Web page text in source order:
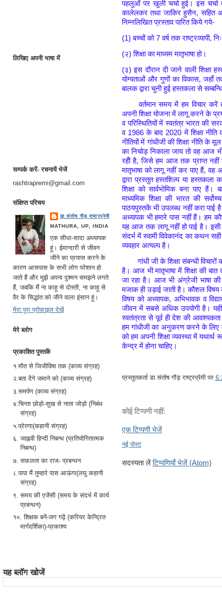
लिखिए अपनी भाषा में
सम्पर्क करें- रचनायें भेजें
rashtrapremi@gmail.com
संक्षिप्त परिचय
डा.संतोष गौड़ राष्ट्रप्रेमी
MATHURA, UP, INDIA
एक सीधा-सादा अध्यापक
हूं। ईमान्दारी से जीवन
जीने का प्रयास करने के
कारण आसपास के सभी लोग परेशान हो
जाते हैं और मुझे अपना दुश्मन समझने लगते
हैं, जबकि मैं ना काहू से दोस्ती, ना काहू से
वैर के सिद्धांत को जीने वाला इंसान हूं।
मेरा पूरा प्रोफ़ाइल देखें
मेरे ब्लोग
प्रकाशित पुस्तकें
१.मौत से जिजीविषा तक (काव्य संग्रह)
२.बता देंगे जमाने को (काव्य संग्रह)
३.समर्पण (काव्य संग्रह)
४.चिन्ता छोड़ो-सुख से नाता जोड़ो (निबंध
संग्रह)
५.प्रेरणा(कहानी संग्रह)
६. जाह्नवी हिन्दी निबन्ध (प्रतियोगितात्मक
निबन्ध)
७. सफ़लता का राज- प्रबन्धन
८.पापा मैं तुम्हारे पास आऊंगा(लघु कहानी
संग्रह)
९. समय की एजेंसी (समय के संदर्भ में कार्य
प्रबन्धन)
१०. शिक्षक बनें-जग गढ़ें (करियर केन्द्रित
मार्गदर्शिका)-प्रकाश्य
पहलुओं पर खुली चर्चा हुई। इस चर्चा में
कालेलकर तथा जाकिर हुसैन, सहित
निम्नलिखित प्रस्ताव पारित किये गये-
(1) बच्चों को 7 वर्ष तक राष्ट्रव्यापी,
(२) शिक्षा का माध्यम मातृभाषा हो।
(३) इस दौरान दी जाने वाली शिक्षा
योग्यताओं और गुणों का विकास, जहाँ
बालक द्वारा चुनी हुई हस्तकला से
वर्तमान समय में हम विचार करें
अपनी शिक्षा योजना में लागू करने के
व परिस्थितियों में स्वतंत्र भारत की
व 1986 के बाद 2020 में शिक्षा नीति
नीतियों में गांधीजी की शिक्षा नीति के
का निचोड़ निकाला जाय तो वह आज भी
रहीे है, जिसे हम आज तक प्राप्त
मातृभाषा को लागू नहीं कर पाए हैं, वह
द्वारा प्रस्तुत हस्तशिल्प या
शिक्षा को सार्वभोमिक बना पाए
माध्यमिक शिक्षा की भारत की
पाठयपुस्तकें भी उपलब्ध नहीं करा
अध्यापक भी हमारे पास नहीं हैं। हम
यह आज तक लागू नहीं हो पाई है। इसी
संदर्भ में स्वामी विवेकानंद का कथन सही
व्यवहार अत्यल्प है।
गांधी जी के शिक्षा संबन्धी
है। आज भी मातृभाषा में शिक्षा की
जा रहा है। आज भी अंग्रेजी भाषा
मजाक ही उड़ाई जाती है। कौशल
विषय को अध्यापक, अभिभावक व
जीवन में सबसे अधिक उपयोगी है।
स्वतंत्रता से पूर्व ही देश की
हम गांधीजी का अनुकरण करने के लिए
को हम अपनी शिक्षा व्यवस्था में यथार्थ
केन्द्र में होना चाहिए।
प्रस्तुतकर्ताडा.संतोष गौड़ राष्ट्रप्रेमी पर
कोई टिप्पणी नहीं:
एक टिप्पणी भेजें
नई पोस्ट
सदस्यता लेंटिप्पणियाँ भेजें (Atom)
यह ब्लॉग खोजें